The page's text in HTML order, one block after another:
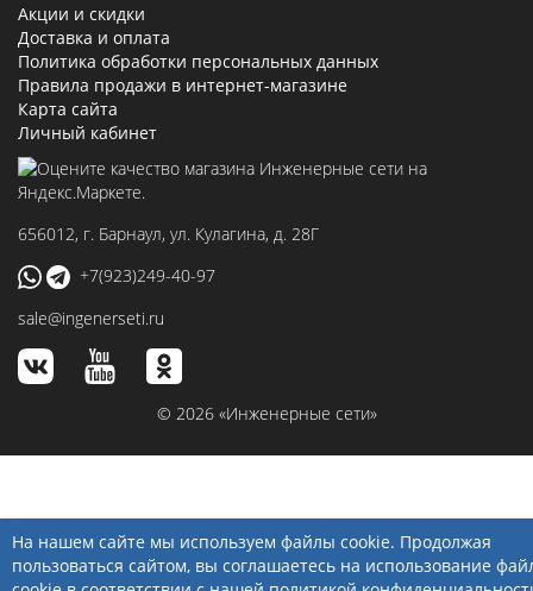
Акции и скидки
Доставка и оплата
Политика обработки персональных данных
Правила продажи в интернет-магазине
Карта сайта
Личный кабинет
656012, г. Барнаул, ул. Кулагина, д. 28Г
+7(923)249-40-97
sale@ingenerseti.ru
© 2026 «Инженерные сети»
На нашем сайте мы используем файлы cookie. Продолжая
пользоваться сайтом, вы соглашаетесь на использование